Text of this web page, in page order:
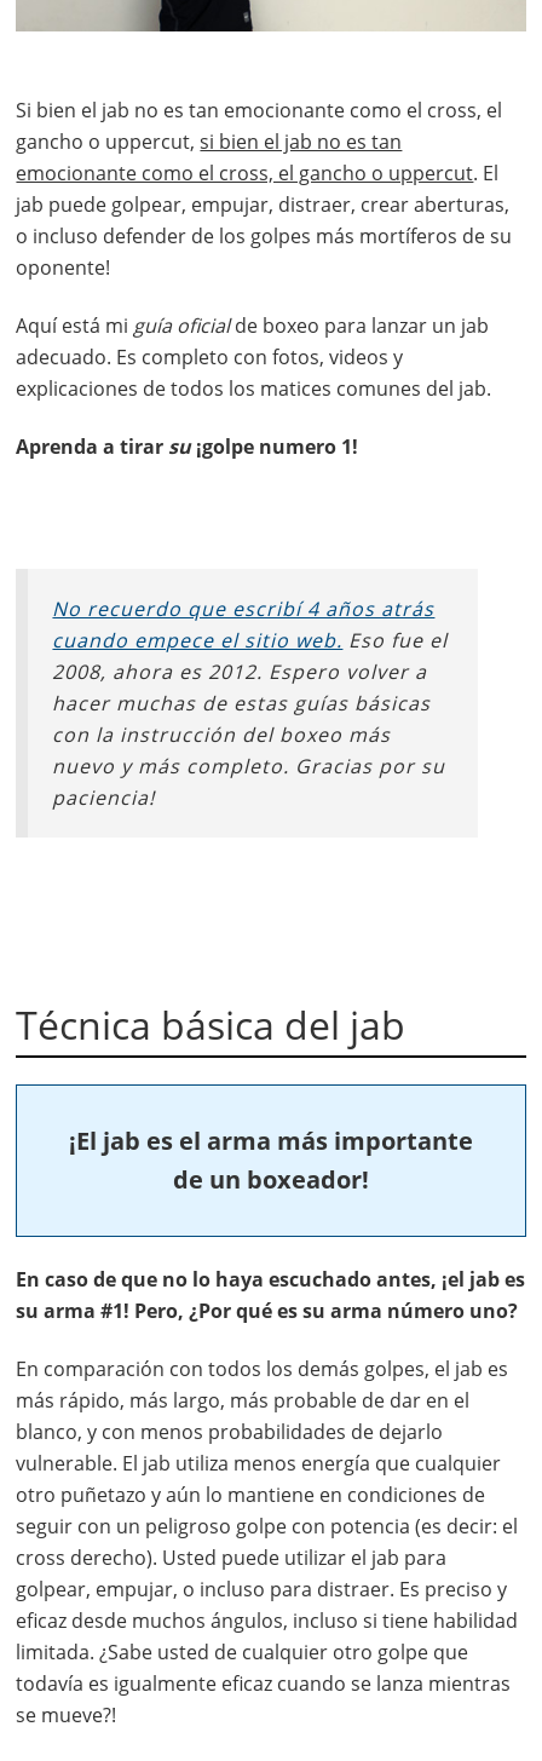
Si bien el jab no es tan emocionante como el cross, el
gancho o uppercut,si bien el jab no es tan
emocionante como el cross, el gancho o uppercut. El
jab puede golpear, empujar, distraer, crear aberturas,
o incluso defender de los golpes más mortíferos de su
oponente!
Aquí está mi guía oficialde boxeo para lanzar un jab
adecuado. Es completo con fotos, videos y
explicaciones de todos los matices comunes del jab.
Aprenda a tirar su¡golpe numero 1!
No recuerdo que escribí 4 años atrás
cuando empece el sitio web. Eso fue el
2008, ahora es 2012. Espero volver a
hacer muchas de estas guías básicas
con la instrucción del boxeo más
nuevo y más completo. Gracias por su
paciencia!
Técnica básica del jab
¡El jab es el arma más importante
de un boxeador!
En caso de que no lo haya escuchado antes, ¡el jab es
su arma #1! Pero, ¿Por qué es su arma número uno?
En comparación con todos los demás golpes, el jab es
más rápido, más largo, más probable de dar en el
blanco, y con menos probabilidades de dejarlo
vulnerable. El jab utiliza menos energía que cualquier
otro puñetazo y aún lo mantiene en condiciones de
seguir con un peligroso golpe con potencia (es decir: el
cross derecho). Usted puede utilizar el jab para
golpear, empujar, o incluso para distraer. Es preciso y
eficaz desde muchos ángulos, incluso si tiene habilidad
limitada. ¿Sabe usted de cualquier otro golpe que
todavía es igualmente eficaz cuando se lanza mientras
se mueve?!